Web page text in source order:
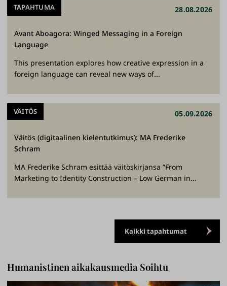
TAPAHTUMA 28.08.2026
Avant Aboagora: Winged Messaging in a Foreign
Language
This presentation explores how creative expression in a
foreign language can reveal new ways of...
VÄITÖS 05.09.2026
Väitös (digitaalinen kielentutkimus): MA Frederike
Schram
MA Frederike Schram esittää väitöskirjansa ”From
Marketing to Identity Construction – Low German in...
Kaikki tapahtumat
Humanistinen aikakausmedia Soihtu